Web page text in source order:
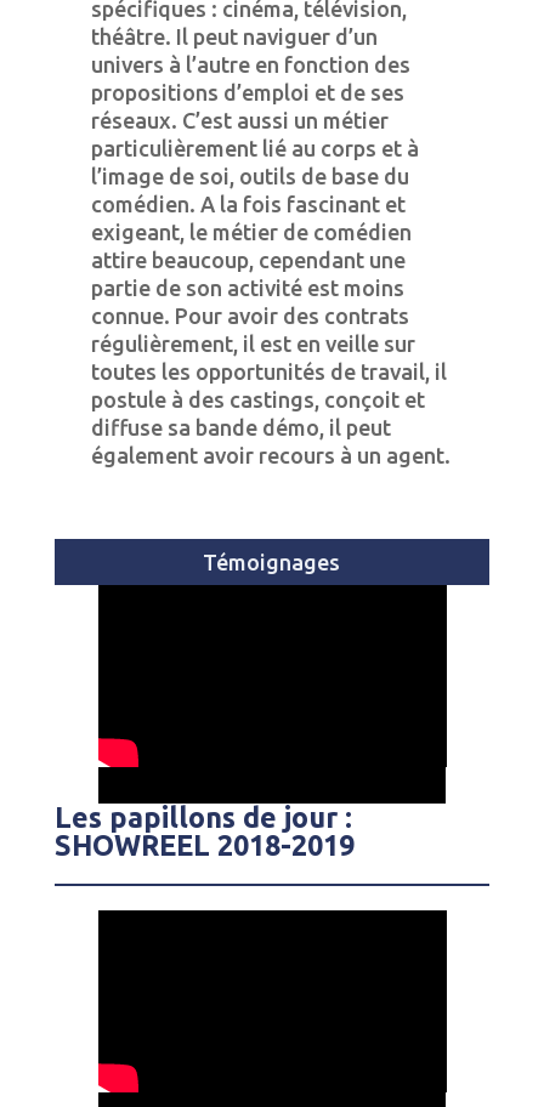
spécifiques : cinéma, télévision,
théâtre. Il peut naviguer d’un
univers à l’autre en fonction des
propositions d’emploi et de ses
réseaux. C’est aussi un métier
particulièrement lié au corps et à
l’image de soi, outils de base du
comédien. A la fois fascinant et
exigeant, le métier de comédien
attire beaucoup, cependant une
partie de son activité est moins
connue. Pour avoir des contrats
régulièrement, il est en veille sur
toutes les opportunités de travail, il
postule à des castings, conçoit et
diffuse sa bande démo, il peut
également avoir recours à un agent.
Témoignages
Les papillons de jour :
SHOWREEL 2018-2019